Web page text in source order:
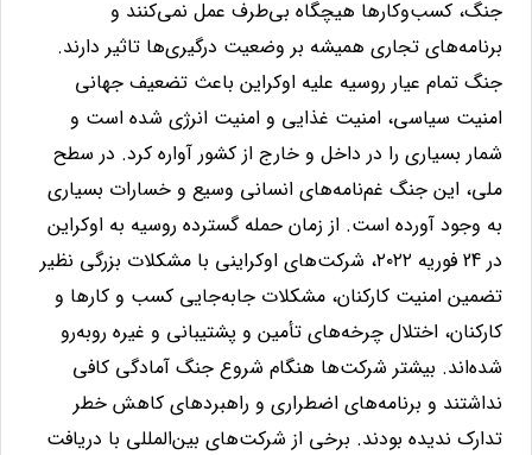
جنگ، کسب‌وکارها هیچگاه بی‌طرف عمل نمی‌کنند و
برنامه‌های تجاری همیشه بر وضعیت درگیری‌ها تاثیر دارند.
جنگ تمام عیار روسیه علیه اوکراین باعث تضعیف جهانی
امنیت سیاسی، امنیت غذایی و امنیت انرژی شده است و
شمار بسیاری را در داخل و خارج از کشور آواره کرد. در سطح
ملی، این جنگ غم‌نامه‌های انسانی وسیع و خسارات بسیاری
به وجود آورده است. از زمان حمله گسترده روسیه به اوکراین
در 24 فوریه ۲۰۲۲، شرکت‌های اوکراینی با مشکلات بزرگی نظیر
تضمین امنیت کارکنان، مشکلات جابه‌جایی کسب و کارها و
کارکنان، اختلال چرخه‌های تأمین و پشتیبانی و غیره روبه‌رو
شده‌اند. بیشتر شرکت‌ها هنگام شروع جنگ آمادگی کافی
نداشتند و برنامه‌های اضطراری و راهبردهای کاهش خطر
تدارک ندیده بودند. برخی از شرکت‌های بین‌المللی با دریافت